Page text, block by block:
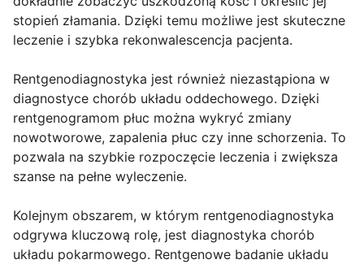
stopień złamania. Dzięki temu możliwe jest skuteczne
leczenie i szybka rekonwalescencja pacjenta.
Rentgenodiagnostyka jest również niezastąpiona w
diagnostyce chorób układu oddechowego. Dzięki
rentgenogramom płuc można wykryć zmiany
nowotworowe, zapalenia płuc czy inne schorzenia. To
pozwala na szybkie rozpoczęcie leczenia i zwiększa
szanse na pełne wyleczenie.
Kolejnym obszarem, w którym rentgenodiagnostyka
odgrywa kluczową rolę, jest diagnostyka chorób
układu pokarmowego. Rentgenowe badanie układu